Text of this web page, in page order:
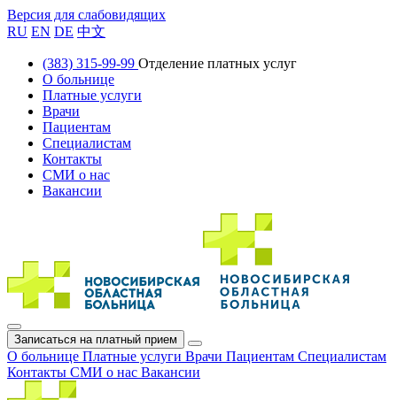
Версия для слабовидящих
RU EN DE 中文
(383) 315-99-99 Отделение платных услуг
О больнице
Платные услуги
Врачи
Пациентам
Специалистам
Контакты
СМИ о нас
Вакансии
Записаться на платный прием
О больнице Платные услуги Врачи Пациентам Специалистам
Контакты СМИ о нас Вакансии